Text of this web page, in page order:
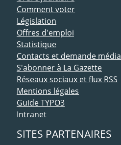
Comment voter
Législation
Offres d'emploi
Statistique
Contacts et demande média
S'abonner à La Gazette
Réseaux sociaux et flux RSS
Mentions légales
Guide TYPO3
Intranet
SITES PARTENAIRES